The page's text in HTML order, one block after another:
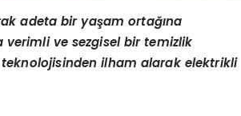
adeta bir yaşam ortağına
ve sezgisel bir temizlik
ilham alarak elektrikli